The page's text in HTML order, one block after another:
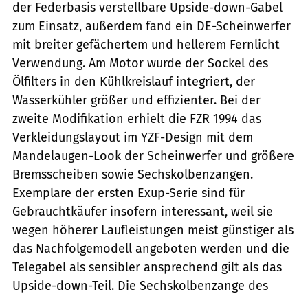
der Federbasis verstellbare Upside-down-Gabel
zum Einsatz, außerdem fand ein DE-Scheinwerfer
mit breiter gefächertem und hellerem Fernlicht
Verwendung. Am Motor wurde der Sockel des
Ölfilters in den Kühlkreislauf integriert, der
Wasserkühler größer und effizienter. Bei der
zweite Modifikation erhielt die FZR 1994 das
Verkleidungslayout im YZF-Design mit dem
Mandelaugen-Look der Scheinwerfer und größere
Bremsscheiben sowie Sechskolbenzangen.
Exemplare der ersten Exup-Serie sind für
Gebrauchtkäufer insofern interessant, weil sie
wegen höherer Laufleistungen meist günstiger als
das Nachfolgemodell angeboten werden und die
Telegabel als sensibler ansprechend gilt als das
Upside-down-Teil. Die Sechskolbenzange des